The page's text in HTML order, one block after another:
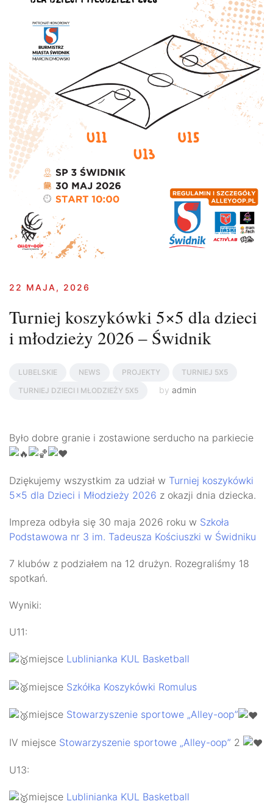
22 MAJA, 2026
Turniej koszykówki 5×5 dla dzieci
i młodzieży 2026 – Świdnik
LUBELSKIE NEWS PROJEKTY
TURNIEJ 5X5
TURNIEJ DZIECI I MŁODZIEŻY 5X5
by admin
Było dobre granie i zostawione serducho na parkiecie
Dziękujemy wszystkim za udział w Turniej koszykówki
5×5 dla Dzieci i Młodzieży 2026 z okazji dnia dziecka.
Impreza odbyła się 30 maja 2026 roku w Szkoła
Podstawowa nr 3 im. Tadeusza Kościuszki w Świdniku
7 klubów z podziałem na 12 drużyn. Rozegraliśmy 18
spotkań.
Wyniki:
U11:
miejsce Lublinianka KUL Basketball
miejsce Szkółka Koszykówki Romulus
miejsce Stowarzyszenie sportowe „Alley-oop”
IV miejsce Stowarzyszenie sportowe „Alley-oop” 2
U13:
miejsce Lublinianka KUL Basketball